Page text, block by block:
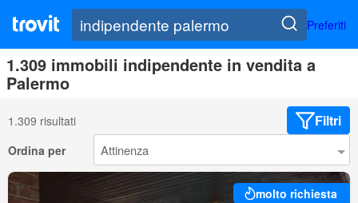
Preferiti
1.309 immobili indipendente in vendita a
Palermo
1.309 risultati Filtri
Ordina per
molto richiesta